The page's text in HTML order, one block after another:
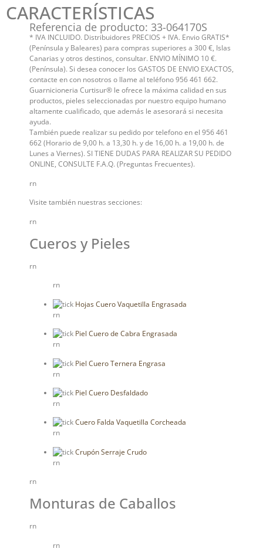
CARACTERÍSTICAS
Referencia de producto: 33-064170S
* IVA INCLUIDO. Distribuidores PRECIOS + IVA. Envio GRATIS*
(Península y Baleares) para compras superiores a 300 €, Islas
Canarias y otros destinos, consultar. ENVIO MÍNIMO 10 €.
(Península). Si desea conocer los GASTOS DE ENVIO EXACTOS,
contacte en con nosotros o llame al teléfono 956 461 662.
Guarnicioneria Curtisur® le ofrece la máxima calidad en sus
productos, pieles seleccionadas por nuestro equipo humano
altamente cualificado, que además le asesorará si necesita
ayuda.
También puede realizar su pedido por telefono en el 956 461
662 (Horario de 9,00 h. a 13,30 h. y de 16,00 h. a 19,00 h. de
Lunes a Viernes). SI TIENE DUDAS PARA REALIZAR SU PEDIDO
ONLINE, CONSULTE F.A.Q. (Preguntas Frecuentes).
rn
Visite también nuestras secciones:
rn
Cueros y Pieles
rn
rn
Hojas Cuero Vaquetilla Engrasada
rn
Piel Cuero de Cabra Engrasada
rn
Piel Cuero Ternera Engrasa
rn
Piel Cuero Desfaldado
rn
Cuero Falda Vaquetilla Corcheada
rn
Crupón Serraje Crudo
rn
rn
Monturas de Caballos
rn
rn